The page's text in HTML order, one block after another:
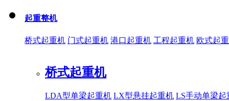
起重整机
桥式起重机 门式起重机 港口起重机 工程起重机 欧式起
桥式起重机
LDA型单梁起重机 LX型悬挂起重机 LS手动单梁起